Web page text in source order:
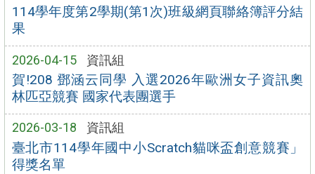
114學年度第2學期(第1次)班級網頁聯絡簿評分結
果
2026-04-15 資訊組
賀!208 鄧涵云同學 入選2026年歐洲女子資訊奧
林匹亞競賽 國家代表團選手
2026-03-18 資訊組
臺北市114學年國中小Scratch貓咪盃創意競賽」
得獎名單